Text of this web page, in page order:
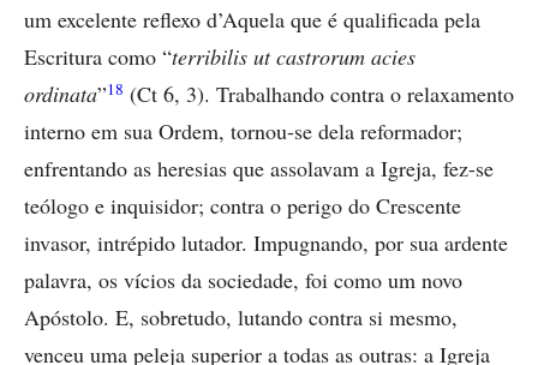
um excelente reflexo d’Aquela que é qualificada pela
Escritura como “terribilis ut castrorum acies
ordinata”18 (Ct 6, 3). Trabalhando contra o relaxamento
interno em sua Ordem, tornou-se dela reformador;
enfrentando as heresias que assolavam a Igreja, fez-se
teólogo e inquisidor; contra o perigo do Crescente
invasor, intrépido lutador. Impugnando, por sua ardente
palavra, os vícios da sociedade, foi como um novo
Apóstolo. E, sobretudo, lutando contra si mesmo,
venceu uma peleja superior a todas as outras: a Igreja